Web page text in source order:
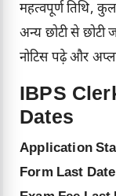
महत्वपूर्ण तिथि,
अन्य छोटी से छोटी
नोटिस पढ़े और
IBPS
Dates
Application
Form Last Date